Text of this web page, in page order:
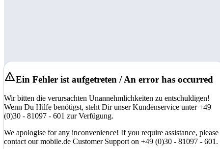
Ein Fehler ist aufgetreten / An error has occurred
Wir bitten die verursachten Unannehmlichkeiten zu entschuldigen!
Wenn Du Hilfe benötigst, steht Dir unser Kundenservice unter +49
(0)30 - 81097 - 601 zur Verfügung.
We apologise for any inconvenience! If you require assistance, please
contact our mobile.de Customer Support on +49 (0)30 - 81097 - 601.